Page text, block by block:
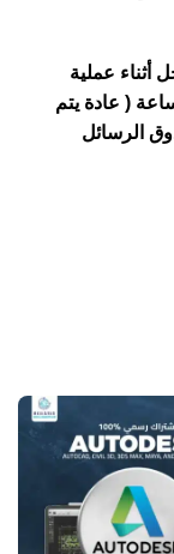
أثناء عملية
في خلال بضع ساعات بحد أقصى 24 ساعة ( عادة يتم
الرسائل